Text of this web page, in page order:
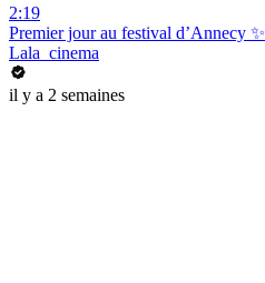
2:19
Premier jour au festival d’Annecy ✨
Lala_cinema
il y a 2 semaines